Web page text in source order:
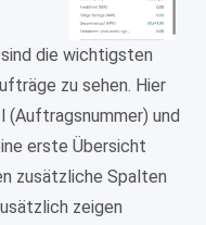
die wichtigsten
zu sehen. Hier
(Auftragsnummer) und
erste Übersicht
zusätzliche Spalten
zeigen